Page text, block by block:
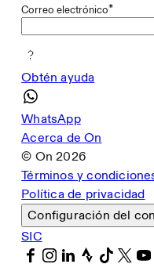
Correo electrónico*
Obtén ayuda
WhatsApp
Acerca de On
© On2026
Términos y
Política de privacidad
Configuración del
SIC